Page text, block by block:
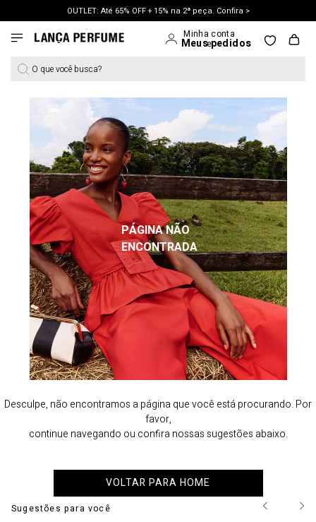
OUTLET: Até 65% OFF + 15% na 2ª peça. Confira >
LANÇAMENTO PRIMAVERA 27. Clique e aproveite.
O que você busca?
PÁGINA NÃO
ENCONTRADA
Desculpe, não encontramos a página que você está procurando. Por
favor,
continue navegando ou confira nossas sugestões abaixo.
VOLTAR PARA HOME
Sugestões para você